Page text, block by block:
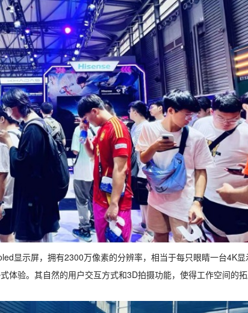
显示屏，拥有2300万像素的分辨率，相当于每只眼睛一台4K
体验。其自然的用户交互方式和3D拍摄功能，使得工作空间的